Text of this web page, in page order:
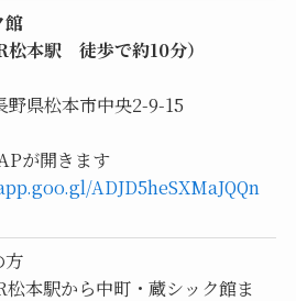
館
松本駅 徒歩で約10分）
県松本市中央2-9-15
が開きます
ADJD5heSXMaJQQn
方
本駅から中町・蔵シック館ま